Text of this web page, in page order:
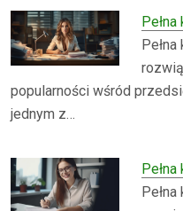
popularności wśród
jednym z…